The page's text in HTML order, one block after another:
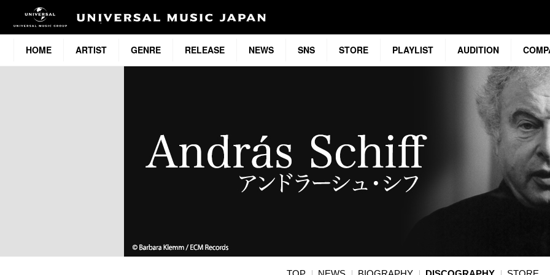
HOME ARTIST GENRE RELEASE NEWS SNS STORE PLAYLIST AUDITION